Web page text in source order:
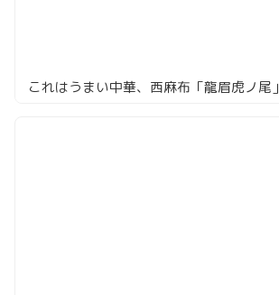
これはうまい中華、西麻布「龍眉虎ノ尾」